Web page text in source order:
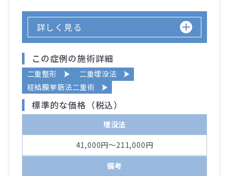
詳しく見る
この症例の施術詳細
二重整形
二重埋没法
経結膜挙筋法二重術
標準的な価格（税込）
埋没法
41,000円～211,000円
備考